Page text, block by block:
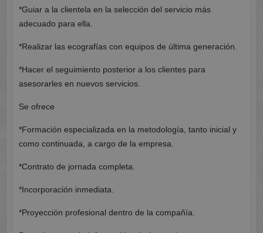
*Guiar a la clientela en la selección del servicio más
adecuado para ella.
*Realizar las ecografías con equipos de última generación.
*Hacer el seguimiento posterior a los clientes para
asesorarles en nuevos servicios.
Se ofrece
*Formación especializada en la metodología, tanto inicial y
como continuada, a cargo de la empresa.
*Contrato de jornada completa.
*Incorporación inmediata.
*Proyección profesional dentro de la compañía.